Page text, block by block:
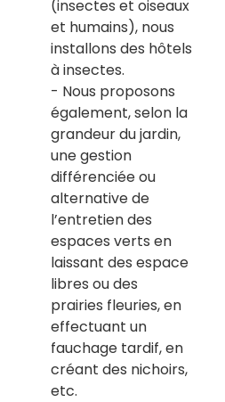
(insectes et oiseaux
et humains), nous
installons des hôtels
à insectes.
- Nous proposons
également, selon la
grandeur du jardin,
une gestion
différenciée ou
alternative de
l’entretien des
espaces verts en
laissant des espace
libres ou des
prairies fleuries, en
effectuant un
fauchage tardif, en
créant des nichoirs,
etc.